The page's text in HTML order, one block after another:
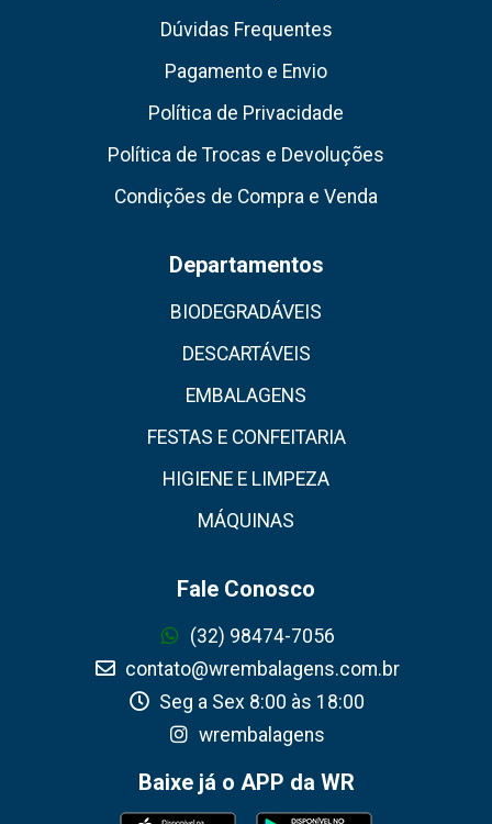
Dúvidas Frequentes
Pagamento e Envio
Política de Privacidade
Política de Trocas e Devoluções
Condições de Compra e Venda
Departamentos
BIODEGRADÁVEIS
DESCARTÁVEIS
EMBALAGENS
FESTAS E CONFEITARIA
HIGIENE E LIMPEZA
MÁQUINAS
Fale Conosco
(32) 98474-7056
contato@wrembalagens.com.br
Seg a Sex 8:00 às 18:00
wrembalagens
Baixe já o APP da WR